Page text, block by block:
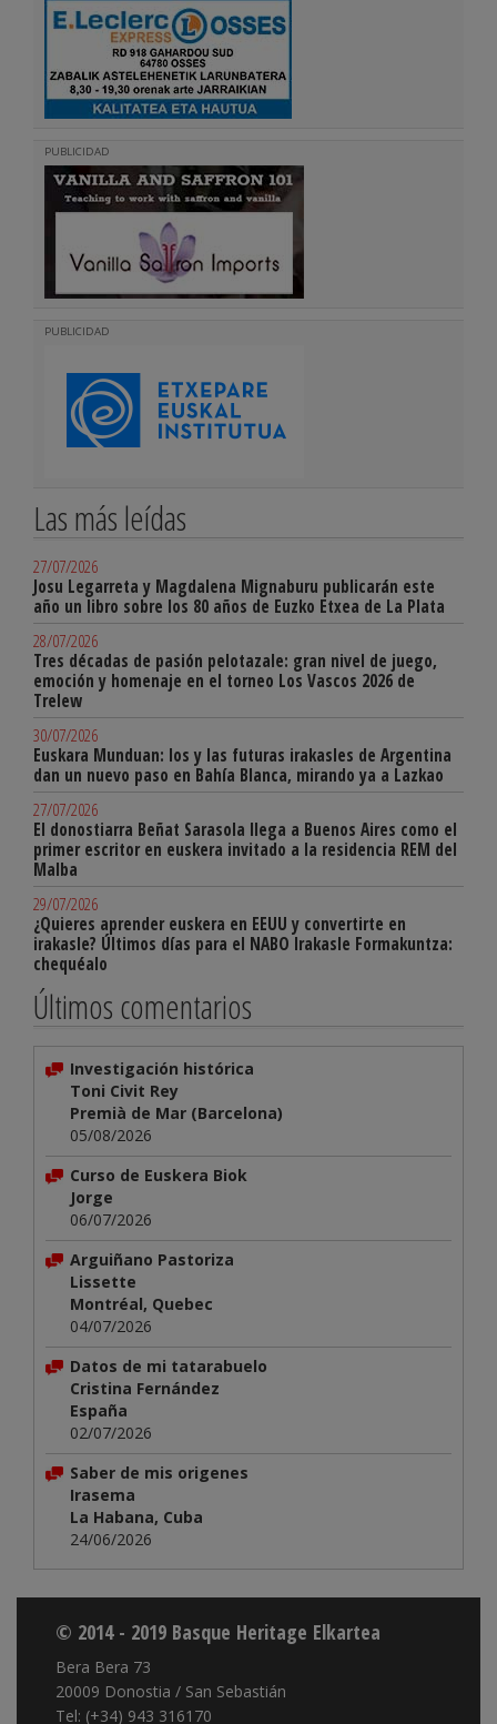
PUBLICIDAD
PUBLICIDAD
Las más leídas
27/07/2026
Josu Legarreta y Magdalena Mignaburu publicarán este
año un libro sobre los 80 años de Euzko Etxea de La Plata
28/07/2026
Tres décadas de pasión pelotazale: gran nivel de juego,
emoción y homenaje en el torneo Los Vascos 2026 de
Trelew
30/07/2026
Euskara Munduan: los y las futuras irakasles de Argentina
dan un nuevo paso en Bahía Blanca, mirando ya a Lazkao
27/07/2026
El donostiarra Beñat Sarasola llega a Buenos Aires como el
primer escritor en euskera invitado a la residencia REM del
Malba
29/07/2026
¿Quieres aprender euskera en EEUU y convertirte en
irakasle? Últimos días para el NABO Irakasle Formakuntza:
chequéalo
Últimos comentarios
Investigación histórica
Toni Civit Rey
Premià de Mar (Barcelona)
05/08/2026
Curso de Euskera Biok
Jorge
06/07/2026
Arguiñano Pastoriza
Lissette
Montréal, Quebec
04/07/2026
Datos de mi tatarabuelo
Cristina Fernández
España
02/07/2026
Saber de mis origenes
Irasema
La Habana, Cuba
24/06/2026
© 2014 - 2019 Basque Heritage Elkartea
Bera Bera 73
20009 Donostia / San Sebastián
Tel: (+34) 943 316170